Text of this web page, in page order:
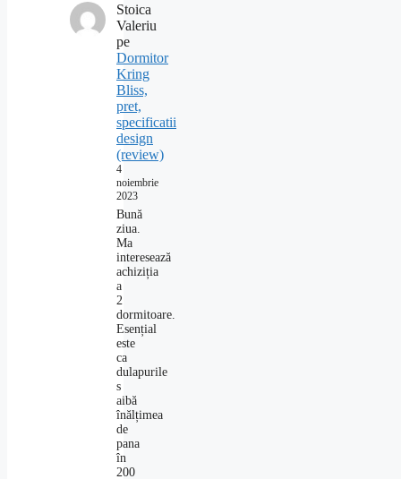
Stoica
Valeriu
pe
Dormitor
Kring
Bliss,
pret,
specificatii
design
(review)
4
noiembrie
2023
Bună
ziua.
Ma
interesează
achiziția
a
2
dormitoare.
Esențial
este
ca
dulapurile
s
aibă
înălțimea
de
pana
în
200